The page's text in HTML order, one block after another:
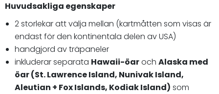
Huvudsakliga egenskaper
2 storlekar att välja mellan (kartmåtten som visas är
endast för den kontinentala delen av USA)
handgjord av träpaneler
inkluderar separata Hawaii-öaroch Alaska med
öar (St. Lawrence Island, Nunivak Island,
Aleutian + Fox Islands, Kodiak Island) som